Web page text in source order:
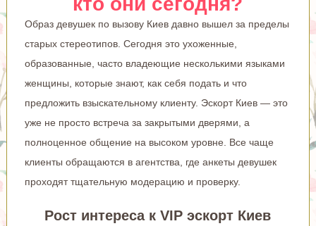
Образ девушек по вызову Киев давно вышел за пределы
старых стереотипов. Сегодня это ухоженные,
образованные, часто владеющие несколькими языками
женщины, которые знают, как себя подать и что
предложить взыскательному клиенту. Эскорт Киев — это
уже не просто встреча за закрытыми дверями, а
полноценное общение на высоком уровне. Все чаще
клиенты обращаются в агентства, где анкеты девушек
проходят тщательную модерацию и проверку.
Рост интереса к VIP эскорт Киев